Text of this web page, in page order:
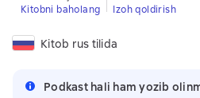
Kitobni baholang Izoh qoldirish
Kitob rus tilida
Podkast hali ham yozib